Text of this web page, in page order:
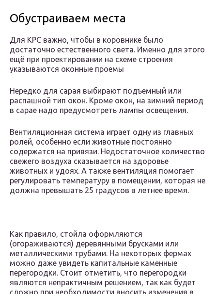
Обустраиваем места
Для КРС важно, чтобы в коровнике было
достаточно естественного света. Именно для этого
ещё при проектировании на схеме строения
указываются оконные проемы
Нередко для сарая выбирают подъемный или
распашной тип окон. Кроме окон, на зимний период
в сарае надо предусмотреть лампы освещения.
Вентиляционная система играет одну из главных
ролей, особенно если животные постоянно
содержатся на привязи. Недостаточное количество
свежего воздуха сказывается на здоровье
животных и удоях. А также вентиляция помогает
регулировать температуру в помещении, которая не
должна превышать 25 градусов в летнее время.
Как правило, стойла оформляются
(огораживаются) деревянными брусками или
металлическими трубами. На некоторых фермах
можно даже увидеть капитальные каменные
перегородки. Стоит отметить, что перегородки
являются непрактичным решением, так как будет
сложно при необходимости вносить изменения в